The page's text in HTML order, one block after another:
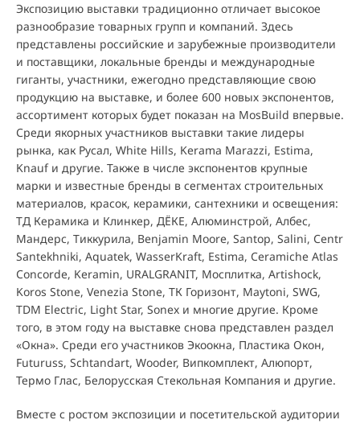
Экспозицию выставки традиционно отличает высокое
разнообразие товарных групп и компаний. Здесь
представлены российские и зарубежные производители
и поставщики, локальные бренды и международные
гиганты, участники, ежегодно представляющие свою
продукцию на выставке, и более 600 новых экспонентов,
ассортимент которых будет показан на MosBuild впервые.
Среди якорных участников выставки такие лидеры
рынка, как Русал, White Hills, Kerama Marazzi, Estima,
Knauf и другие. Также в числе экспонентов крупные
марки и известные бренды в сегментах строительных
материалов, красок, керамики, сантехники и освещения:
ТД Керамика и Клинкер, ДЁКЕ, Алюминстрой, Албес,
Мандерс, Тиккурила, Benjamin Moore, Santop, Salini, Centr
Santekhniki, Aquatek, WasserKraft, Estima, Ceramiche Atlas
Concorde, Keramin, URALGRANIT, Мосплитка, Artishock,
Koros Stone, Venezia Stone, ТК Горизонт, Maytoni, SWG,
TDM Electric, Light Star, Sonex и многие другие. Кроме
того, в этом году на выставке снова представлен раздел
«Окна». Среди его участников Экоокна, Пластика Окон,
Futuruss, Schtandart, Wooder, Випкомплект, Алюпорт,
Термо Глас, Белорусская Стекольная Компания и другие.
Вместе с ростом экспозиции и посетительской аудитории